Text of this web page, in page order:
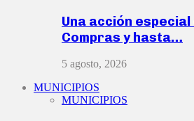
Una acción
Compras y hasta…
5 agosto, 2026
MUNICIPIOS
MUNICIPIOS